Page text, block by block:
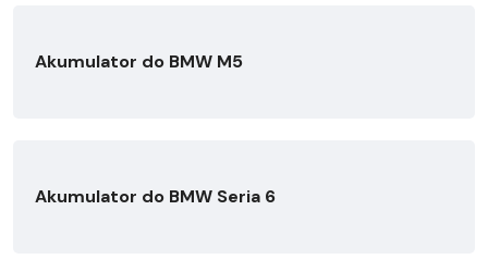
Akumulator do BMW M5
Akumulator do BMW Seria 6